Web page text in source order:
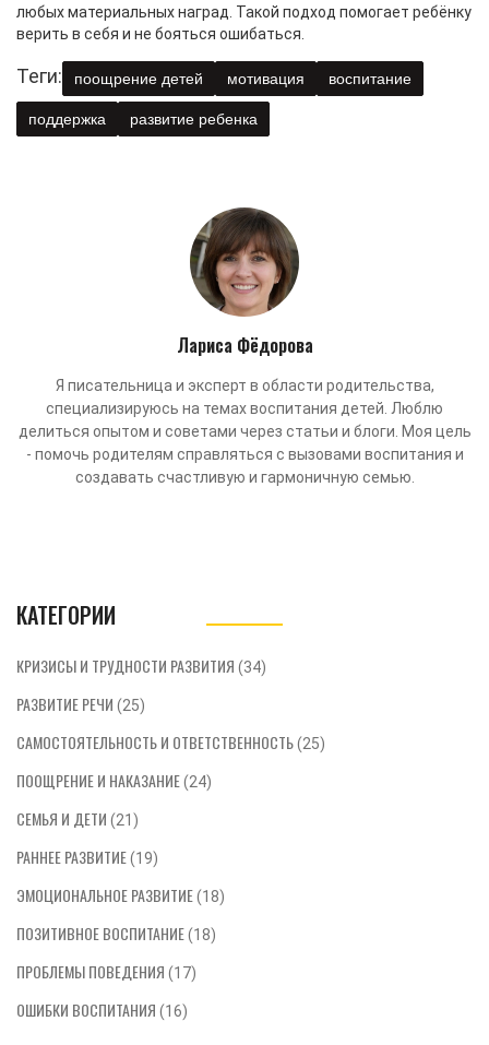
любых материальных наград. Такой подход помогает ребёнку
верить в себя и не бояться ошибаться.
Теги: поощрение детей мотивация воспитание
поддержка развитие ребенка
Лариса Фёдорова
Я писательница и эксперт в области родительства,
специализируюсь на темах воспитания детей. Люблю
делиться опытом и советами через статьи и блоги. Моя цель
- помочь родителям справляться с вызовами воспитания и
создавать счастливую и гармоничную семью.
КАТЕГОРИИ
КРИЗИСЫ И ТРУДНОСТИ РАЗВИТИЯ (34)
РАЗВИТИЕ РЕЧИ (25)
САМОСТОЯТЕЛЬНОСТЬ И ОТВЕТСТВЕННОСТЬ(25)
ПООЩРЕНИЕ И НАКАЗАНИЕ(24)
СЕМЬЯ И ДЕТИ (21)
РАННЕЕ РАЗВИТИЕ(19)
ЭМОЦИОНАЛЬНОЕ РАЗВИТИЕ(18)
ПОЗИТИВНОЕ ВОСПИТАНИЕ(18)
ПРОБЛЕМЫ ПОВЕДЕНИЯ (17)
ОШИБКИ ВОСПИТАНИЯ (16)